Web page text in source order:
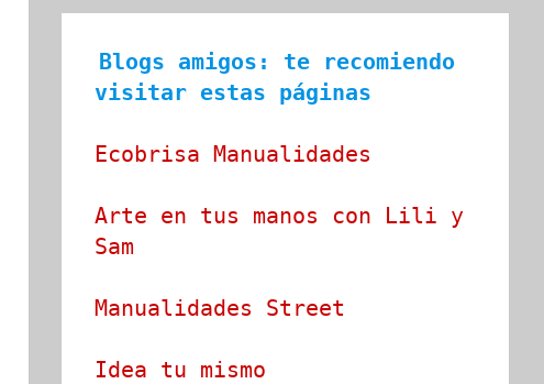
Blogs amigos: te recomiendo
visitar estas páginas
Ecobrisa Manualidades
Arte en tus manos con Lili y
Sam
Manualidades Street
Idea tu mismo